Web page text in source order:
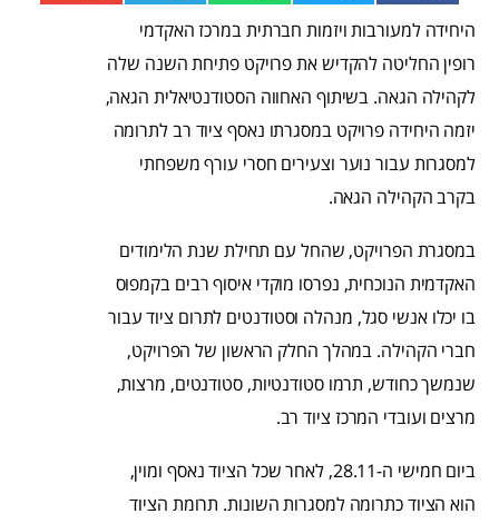
היחידה למעורבות ויזמות חברתית במרכז האקדמי
רופין החליטה להקדיש את פרויקט פתיחת השנה שלה
לקהילה הגאה. בשיתוף האחווה הסטודנטיאלית הגאה,
יזמה היחידה פרויקט במסגרתו נאסף ציוד רב לתרומה
למסגרות עבור נוער וצעירים חסרי עורף משפחתי
בקרב הקהילה הגאה.
במסגרת הפרויקט, שהחל עם תחילת שנת הלימודים
האקדמית הנוכחית, נפרסו מוקדי איסוף רבים בקמפוס
בו יכלו אנשי סגל, מנהלה וסטודנטים לתרום ציוד עבור
חברי הקהילה. במהלך החלק הראשון של הפרויקט,
שנמשך כחודש, תרמו סטודנטיות, סטודנטים, מרצות,
מרצים ועובדי המרכז ציוד רב.
ביום חמישי ה-28.11, לאחר שכל הציוד נאסף ומוין,
הוא הציוד כתרומה למסגרות השונות. תרומת הציוד